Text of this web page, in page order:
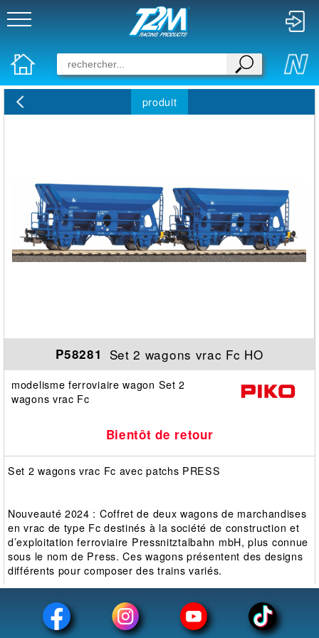
produit
P58281 Set 2 wagons vrac Fc HO
modelisme ferroviaire wagon Set 2
wagons vrac Fc
Bientôt de retour
Set 2 wagons vrac Fc avec patchs PRESS
Nouveauté 2024 : Coffret de deux wagons de marchandises
en vrac de type Fc destinés à la société de construction et
d’exploitation ferroviaire Pressnitztalbahn mbH, plus connue
sous le nom de Press. Ces wagons présentent des designs
différents pour composer des trains variés.